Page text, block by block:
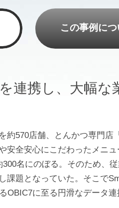
この事例に
連携し、大幅な
570店舗、とんかつ専門
全安心にこだわったメニ
名にのぼる。そのため、
題となっていた。そこで
に至る円滑なデータ